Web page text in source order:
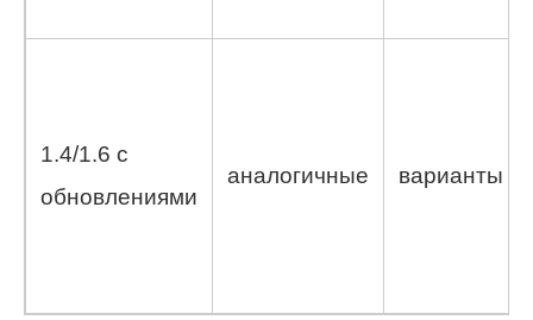
1.4/1.6 с
обновлениями
аналогичные варианты